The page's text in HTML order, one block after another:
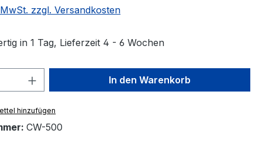
zzgl. Versandkosten
in 1 Tag, Lieferzeit 4 - 6 Wochen
Anzahl: Gib den gewünschten Wert
In den Warenkorb
hinzufügen
CW-500